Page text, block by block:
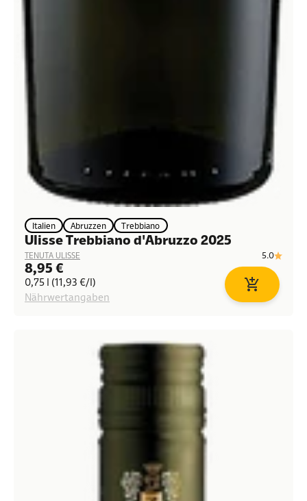
Italien Abruzzen Trebbiano
Ulisse Trebbiano d'Abruzzo 2025
TENUTA ULISSE 5.0
Angebot
8,95 €
0,75 l (11,93 €/l)
Nährwertangaben
In den